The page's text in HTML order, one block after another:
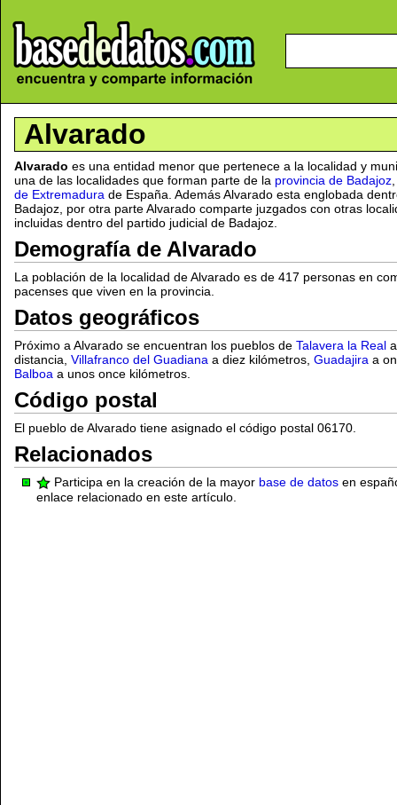
Alvarado
Alvarado es una entidad menor que pertenece a la localidad y
una de las localidades que forman parte de la provincia de Badajoz
de Extremadura de España. Además Alvarado esta englobada
Badajoz, por otra parte Alvarado comparte juzgados con otras
incluidas dentro del partido judicial de Badajoz.
Demografía de Alvarado
La población de la localidad de Alvarado es de 417 personas en
pacenses que viven en la provincia.
Datos geográficos
Próximo a Alvarado se encuentran los pueblos de Talavera la Real
distancia, Villafranco del Guadiana a diez kilómetros, Guadajira a
Balboa a unos once kilómetros.
Código postal
El pueblo de Alvarado tiene asignado el código postal 06170.
Relacionados
Participa en la creación de la mayor base de datos en
enlace relacionado en este artículo.